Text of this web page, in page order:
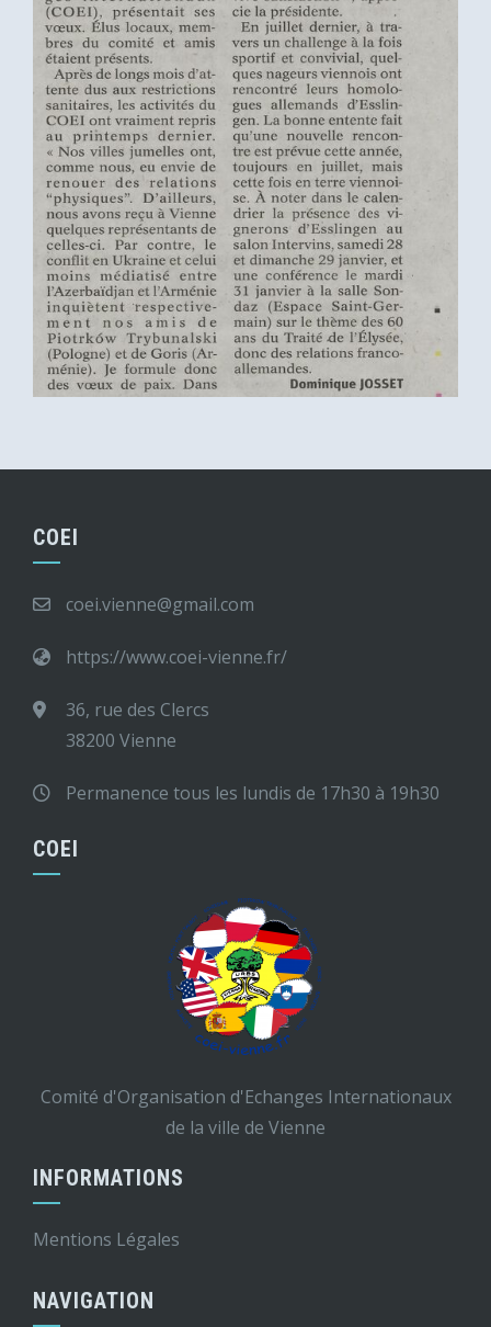
COEI
coei.vienne@gmail.com
https://www.coei-vienne.fr/
36, rue des Clercs
38200 Vienne
Permanence tous les lundis de 17h30 à 19h30
COEI
Comité d'Organisation d'Echanges Internationaux
de la ville de Vienne
INFORMATIONS
Mentions Légales
NAVIGATION